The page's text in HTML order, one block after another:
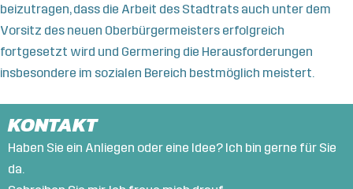
beizutragen, dass die Arbeit des Stadtrats auch unter dem
Vorsitz des neuen Oberbürgermeisters erfolgreich
fortgesetzt wird und Germering die Herausforderungen
insbesondere im sozialen Bereich bestmöglich meistert.
KONTAKT
Haben Sie ein Anliegen oder eine Idee? Ich bin gerne für Sie
da.